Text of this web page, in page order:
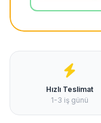
Hızlı Teslimat
1-3 iş günü